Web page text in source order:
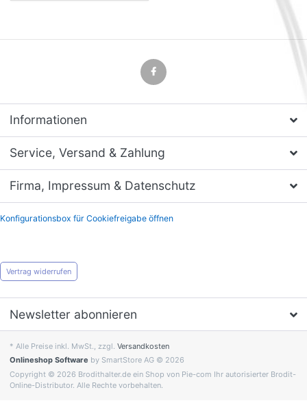
Informationen
Service, Versand & Zahlung
Firma, Impressum & Datenschutz
Konfigurationsbox für Cookiefreigabe öffnen
Vertrag widerrufen
Newsletter abonnieren
* Alle Preise inkl. MwSt., zzgl. Versandkosten
Onlineshop Software by SmartStore AG © 2026
Copyright © 2026 Brodithalter.de ein Shop von Pie-com Ihr autorisierter Brodit-
Online-Distributor. Alle Rechte vorbehalten.